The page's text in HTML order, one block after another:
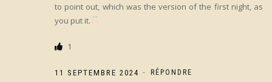
to point out, which was the version of the first night, as
you put it.
1
11 SEPTEMBRE 2024 - RÉPONDRE